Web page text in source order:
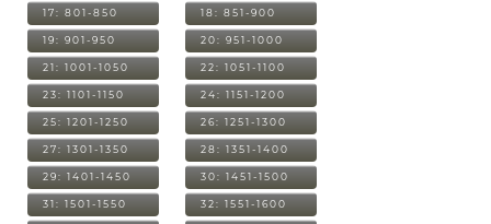
17: 801-850 18: 851-900
19: 901-950 20: 951-1000
21: 1001-1050 22: 1051-1100
23: 1101-1150 24: 1151-1200
25: 1201-1250 26: 1251-1300
27: 1301-1350 28: 1351-1400
29: 1401-1450 30: 1451-1500
31: 1501-1550 32: 1551-1600